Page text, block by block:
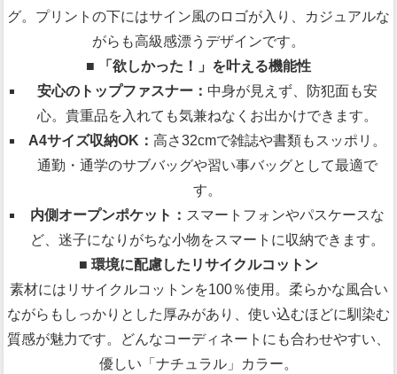
グ。プリントの下にはサイン風のロゴが入り、カジュアルな
がらも高級感漂うデザインです。
■ 「欲しかった！」を叶える機能性
安心のトップファスナー： 中身が見えず、防犯面も安
心。貴重品を入れても気兼ねなくお出かけできます。
A4サイズ収納OK： 高さ32cmで雑誌や書類もスッポリ。
通勤・通学のサブバッグや習い事バッグとして最適で
す。
内側オープンポケット： スマートフォンやパスケースな
ど、迷子になりがちな小物をスマートに収納できます。
■ 環境に配慮したリサイクルコットン
素材にはリサイクルコットンを100％使用。柔らかな風合い
ながらもしっかりとした厚みがあり、使い込むほどに馴染む
質感が魅力です。どんなコーディネートにも合わせやすい、
優しい「ナチュラル」カラー。